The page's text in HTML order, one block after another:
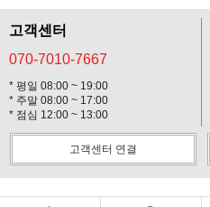
고객센터
070-7010-7667
* 평일 08:00 ~ 19:00
* 주말 08:00 ~ 17:00
* 점심 12:00 ~ 13:00
고객센터 연결